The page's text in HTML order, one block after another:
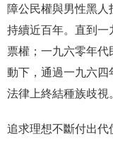
障公民權與男性黑
持續近百年。直到一
票權；一九六零年
動下，通過一九六四
法律上終結種族歧視
追求理想不斷付出代